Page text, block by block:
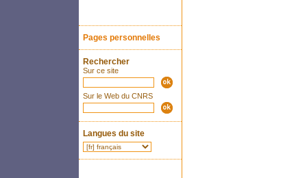
Pages personnelles
Rechercher
Sur ce site
Sur le Web du CNRS
Langues du site